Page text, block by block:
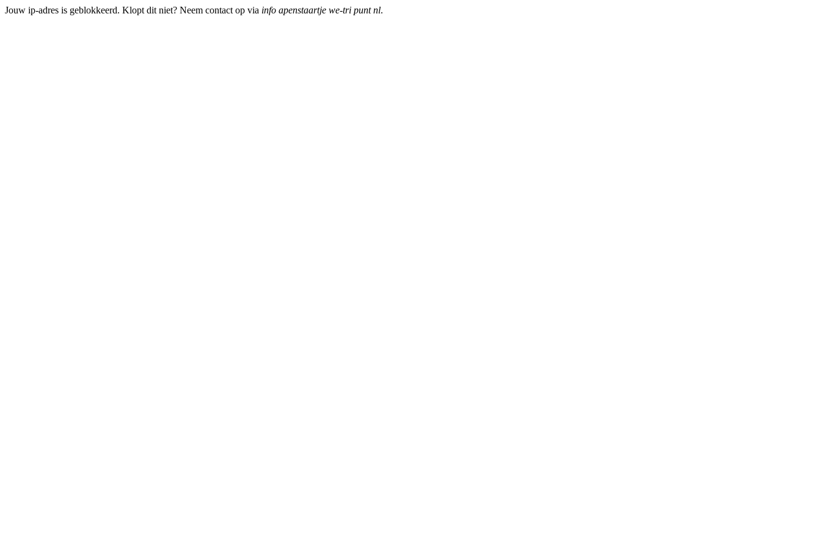
Jouw ip-adres is geblokkeerd. Klopt dit niet? Neem contact op via info apenstaartje we-tri punt nl.